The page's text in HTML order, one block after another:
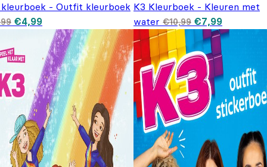
- Outfit kleurboek
Oorspronkelijke prijs was: €6,99.
€4,99Huidige prijs is: €4,99.
K3 Kleurboek - Kleuren met
water €10,99 Oorspronkelijke
prijs was:
€10,99.
€7,99Huidige
prijs is:
€7,99.